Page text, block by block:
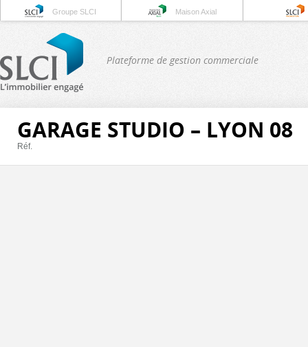
Groupe SLCI Maison Axial
Plateforme de gestion commerciale
GARAGE STUDIO – LYON 08
Réf.